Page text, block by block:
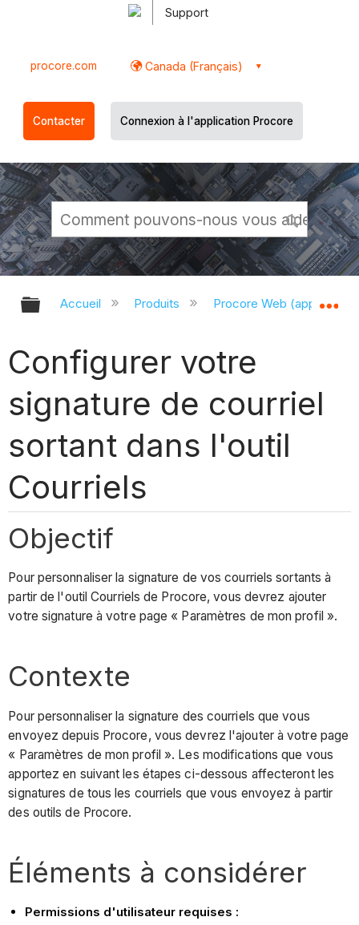
Support
procore.com Canada (Français)
Contacter Connexion à l'application Procore
Développer/réduire la hiérarchie
Accueil Produits Procore Web
Configurer votre
signature de courriel
sortant dans l'outil
Courriels
Objectif
Pour personnaliser la signature de vos courriels sortants à
partir de l'outil Courriels de Procore, vous devrez ajouter
votre signature à votre page « Paramètres de mon profil ».
Contexte
Pour personnaliser la signature des courriels que vous
envoyez depuis Procore, vous devrez l'ajouter à votre page
« Paramètres de mon profil ». Les modifications que vous
apportez en suivant les étapes ci-dessous affecteront les
signatures de tous les courriels que vous envoyez à partir
des outils de Procore.
Éléments à considérer
Permissions d'utilisateur requises :